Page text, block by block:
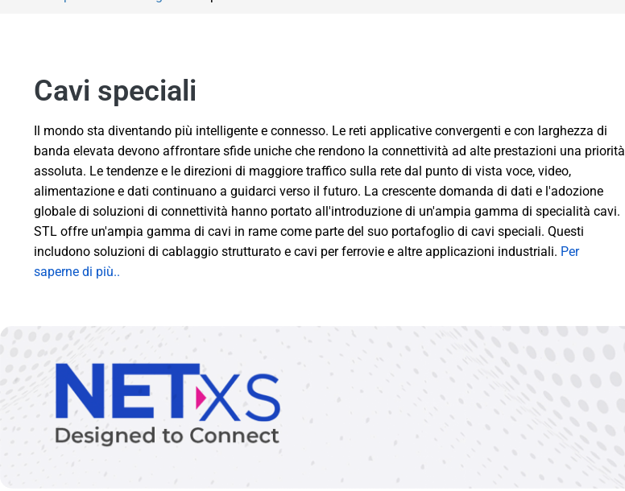
Cavi speciali
Il mondo sta diventando più intelligente e connesso. Le reti applicative convergenti e con larghezza di
banda elevata devono affrontare sfide uniche che rendono la connettività ad alte prestazioni una priorità
assoluta. Le tendenze e le direzioni di maggiore traffico sulla rete dal punto di vista voce, video,
alimentazione e dati continuano a guidarci verso il futuro. La crescente domanda di dati e l'adozione
globale di soluzioni di connettività hanno portato all'introduzione di un'ampia gamma di specialità cavi.
STL offre un'ampia gamma di cavi in ​​rame come parte del suo portafoglio di cavi speciali. Questi
includono soluzioni di cablaggio strutturato e cavi per ferrovie e altre applicazioni industriali. Per
saperne di più..